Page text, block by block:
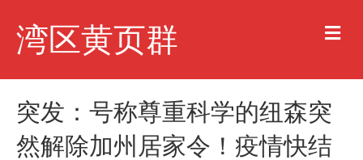
湾区黄页群 M
e
u
突发：号称尊重科学的纽森突
然解除加州居家令！疫情快结